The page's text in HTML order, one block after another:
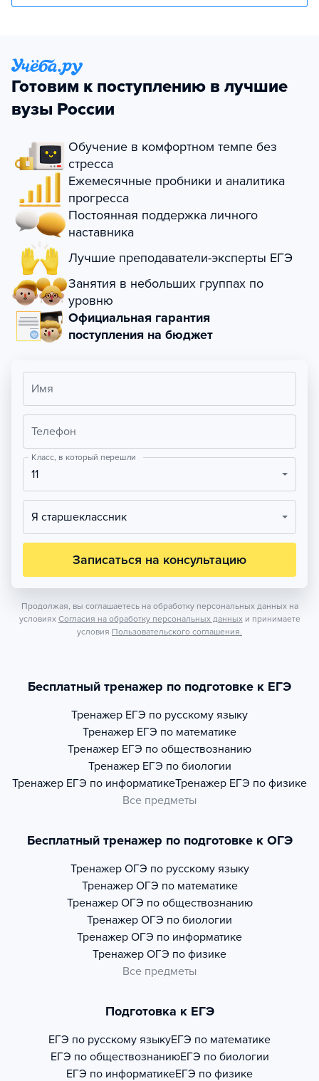
Готовим к поступлению в лучшие
вузы России
Обучение в комфортном темпе без
стресса
Ежемесячные пробники и аналитика
прогресса
Постоянная поддержка личного
наставника
Лучшие преподаватели-эксперты ЕГЭ
Занятия в небольших группах по
уровню
Официальная гарантия
поступления на бюджет
Имя
Телефон
Класс, в который перешли
11
Я старшеклассник
Записаться на консультацию
Продолжая, вы соглашаетесь на обработку персональных данных на
условиях Согласия на обработку персональных данных и принимаете
условия Пользовательского соглашения.
Бесплатный тренажер по подготовке к ЕГЭ
Тренажер ЕГЭ по русскому языку
Тренажер ЕГЭ по математике
Тренажер ЕГЭ по обществознанию
Тренажер ЕГЭ по биологии
Тренажер ЕГЭ по информатикеТренажер ЕГЭ по физике
Все предметы
Бесплатный тренажер по подготовке к ОГЭ
Тренажер ОГЭ по русскому языку
Тренажер ОГЭ по математике
Тренажер ОГЭ по обществознанию
Тренажер ОГЭ по биологии
Тренажер ОГЭ по информатике
Тренажер ОГЭ по физике
Все предметы
Подготовка к ЕГЭ
ЕГЭ по русскому языкуЕГЭ по математике
ЕГЭ по обществознаниюЕГЭ по биологии
ЕГЭ по информатикеЕГЭ по физике